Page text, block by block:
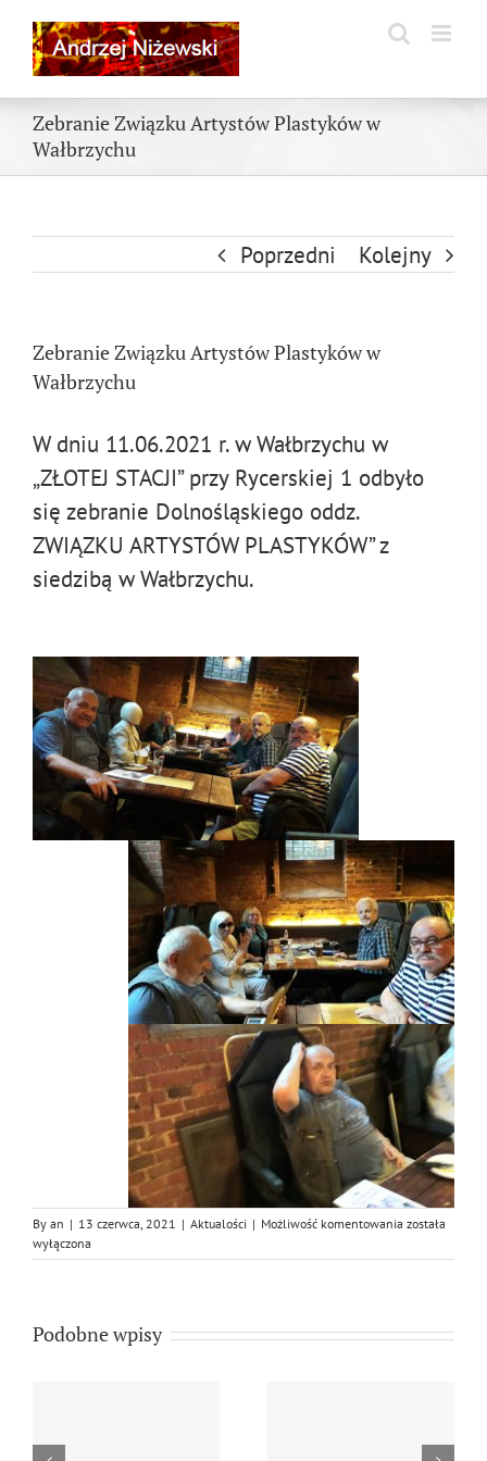
Skip
content
Zebranie Związku Artystów Plastyków w
Wałbrzychu
Poprzedni Kolejny
Zebranie Związku Artystów Plastyków w
Wałbrzychu
W dniu 11.06.2021 r. w Wałbrzychu w
„ZŁOTEJ STACJI” przy Rycerskiej 1 odbyło
się zebranie Dolnośląskiego oddz.
ZWIĄZKU ARTYSTÓW PLASTYKÓW” z
siedzibą w Wałbrzychu.
By an | 13 czerwca, 2021 | Aktualości | Możliwość komentowania Zebranie
Artystów
została
wyłączona
Podobne wpisy